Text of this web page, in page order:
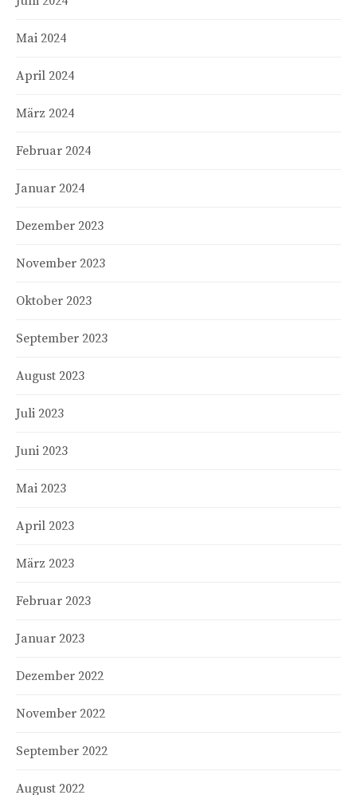
Mai 2024
April 2024
März 2024
Februar 2024
Januar 2024
Dezember 2023
November 2023
Oktober 2023
September 2023
August 2023
Juli 2023
Juni 2023
Mai 2023
April 2023
März 2023
Februar 2023
Januar 2023
Dezember 2022
November 2022
September 2022
August 2022